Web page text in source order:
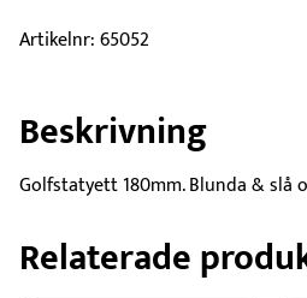
mängd
Artikelnr:65052
Beskrivning
Golfstatyett 180mm. Blunda & slå
Relaterade